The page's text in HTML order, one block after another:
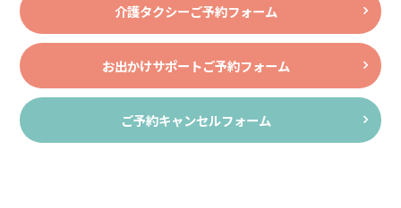
個人情報の収集の目的について
当サイトは下記の目的で、お客様の個人情報 (お名前、年齢、
メールアドレス、電話番号など) を収集することがあります。
当社へのお問い合わせ、ご予約に対応するため。
上記に付帯するサービスのため。
介護タクシーご予約フォーム
お出かけサポートご予約フォーム
ご予約キャンセルフォーム